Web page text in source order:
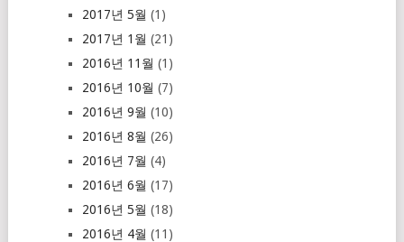
2017년 5월 (1)
2017년 1월 (21)
2016년 11월 (1)
2016년 10월 (7)
2016년 9월 (10)
2016년 8월 (26)
2016년 7월 (4)
2016년 6월 (17)
2016년 5월 (18)
2016년 4월 (11)